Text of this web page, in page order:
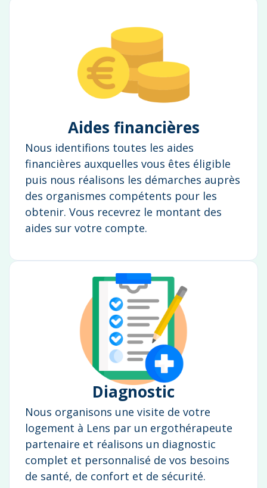
Aides financières
Nous identifions toutes les aides
financières auxquelles vous êtes éligible
puis nous réalisons les démarches auprès
des organismes compétents pour les
obtenir. Vous recevrez le montant des
aides sur votre compte.
Diagnostic
Nous organisons une visite de votre
logement à Lens par un ergothérapeute
partenaire et réalisons un diagnostic
complet et personnalisé de vos besoins
de santé, de confort et de sécurité.